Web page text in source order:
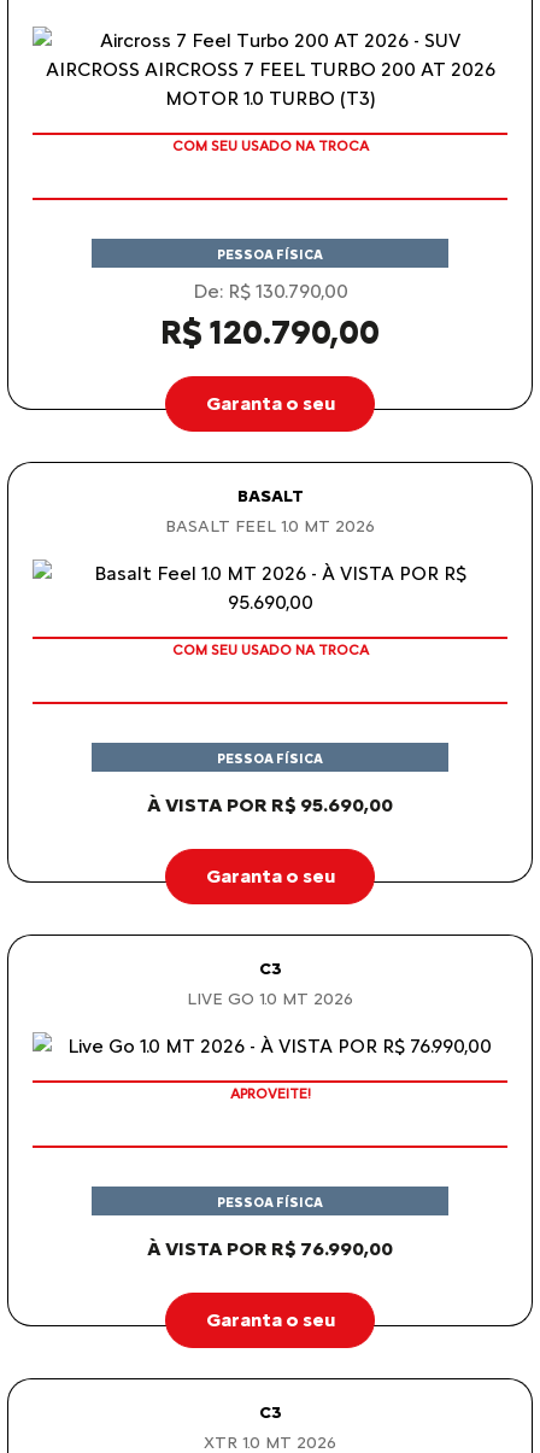
COM SEU USADO NA TROCA
PESSOA FÍSICA
De: R$ 130.790,00
R$ 120.790,00
Garanta o seu
BASALT
BASALT FEEL 1.0 MT 2026
COM SEU USADO NA TROCA
À VISTA POR R$ 95.690,00
PESSOA FÍSICA
Garanta o seu
C3
LIVE GO 1.0 MT 2026
APROVEITE!
À VISTA POR R$ 76.990,00
PESSOA FÍSICA
Garanta o seu
C3
XTR 1.0 MT 2026